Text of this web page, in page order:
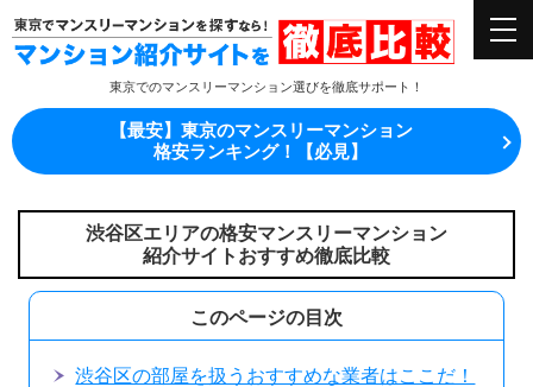
東京でのマンスリーマンション選びを徹底サポート！
【最安】東京のマンスリーマンション
格安ランキング！【必見】
渋谷区エリアの格安マンスリーマンション
紹介サイトおすすめ徹底比較
このページの目次
渋谷区の部屋を扱うおすすめな業者はここだ！